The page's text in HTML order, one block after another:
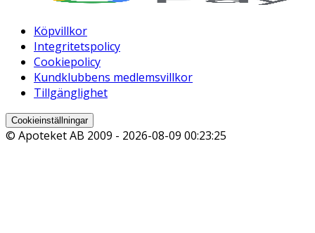
Köpvillkor
Integritetspolicy
Cookiepolicy
Kundklubbens medlemsvillkor
Tillgänglighet
Cookieinställningar
© Apoteket AB 2009 - 2026-08-09 00:23:25